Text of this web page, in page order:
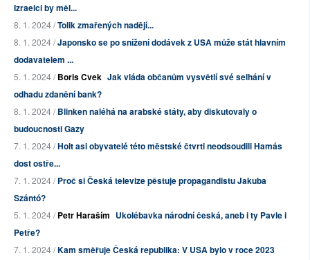
Izraelci by měl...
8. 1. 2024 /Tolik zmařených nadějí...
8. 1. 2024 /Japonsko se po snížení dodávek z USA může stát hlavním
dodavatelem ...
5. 1. 2024 /Boris Cvek Jak vláda občanům vysvětlí své selhání v
odhadu zdanění bank?
8. 1. 2024 /Blinken naléhá na arabské státy, aby diskutovaly o
budoucnosti Gazy
7. 1. 2024 /Holt asi obyvatelé této městské čtvrti neodsoudili Hamás
dost ostře...
7. 1. 2024 /Proč si Česká televize pěstuje propagandistu Jakuba
Szántó?
5. 1. 2024 /Petr Haraším Ukolébavka národní česká, aneb i ty Pavle i
Petře?
7. 1. 2024 /Kam směřuje Česká republika: V USA bylo v roce 2023